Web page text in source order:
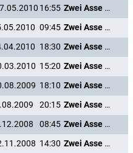
16:55
Zwei Asse trumpfen auf
09:45
Zwei Asse trumpfen auf
18:30
Zwei Asse trumpfen auf
15:20
Zwei Asse trumpfen auf
18:10
Zwei Asse trumpfen auf
20:15
Zwei Asse trumpfen auf
08:45
Zwei Asse trumpfen auf
14:30
Zwei Asse trumpfen auf